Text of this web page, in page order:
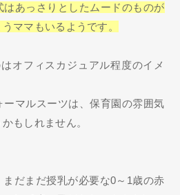
はあっさりとしたムードのものが
ママもいるようです。
オフィスカジュアル程度のイメ
マルスーツは、保育園の雰囲気
もしれません。
だまだ授乳が必要な0～1歳の赤